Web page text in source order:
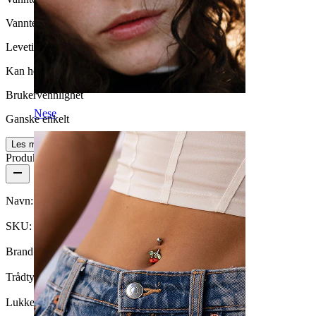
Nese
Vanntett
Levetid
Kan holde livet ut
Brukervennlighet
Ganske enkelt
Les mer
Produktdetaljer
Navn: Navlering i titan med to stener
SKU:
Brand: Bodymod Trend
Trådtykkelse:1,6 mm
Lukkemekanisme:Utvendig gjenge